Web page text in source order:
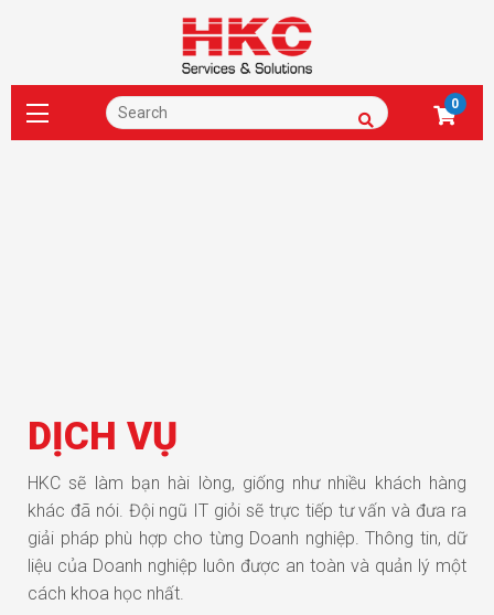
0
DỊCH VỤ
HKC sẽ làm bạn hài lòng, giống như nhiều khách hàng
khác đã nói. Đội ngũ IT giỏi sẽ trực tiếp tư vấn và đưa ra
giải pháp phù hợp cho từng Doanh nghiệp. Thông tin, dữ
liệu của Doanh nghiệp luôn được an toàn và quản lý một
cách khoa học nhất.